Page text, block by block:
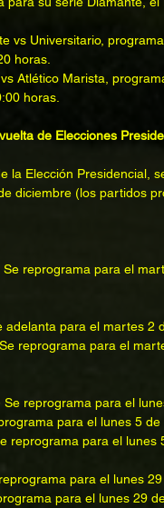
vs Universitario,
horas.
Atlético Marista,
horas.
de Elecciones
la Elección Presidencial,
diciembre (los partidos
reprograma para el
adelanta para el martes 2
reprograma para el
reprograma para el
para el lunes 5 de
reprograma para el lunes
para el lunes
para el lunes 29